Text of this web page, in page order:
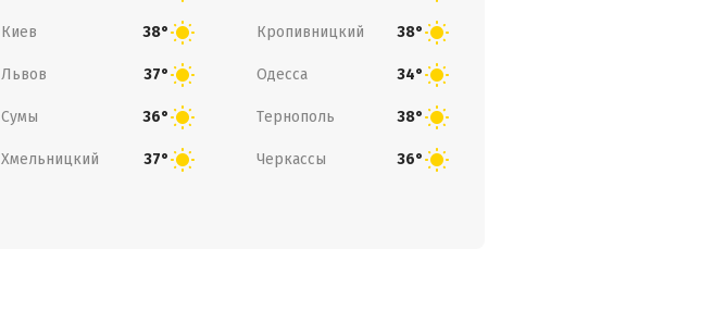
Киев 38° Кропивницкий 38°
Львов 37° Одесса 34°
Сумы 36° Тернополь 38°
Хмельницкий 37° Черкассы 36°